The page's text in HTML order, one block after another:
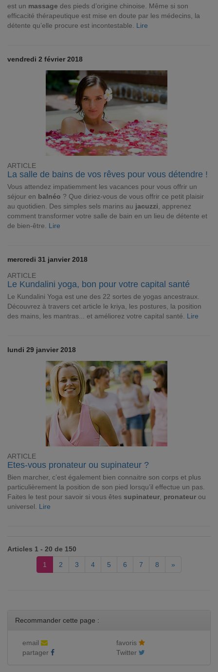
est un massage des pieds d’origine chinoise. Même si son
efficacité thérapeutique est mise en doute par les médecins, la
détente qu’elle procure est incontestable. Lire
vendredi 2 février 2018
ARTICLE
La salle de bains de vos rêves pour vous détendre !
Vous attendez impatiemment les vacances pour vous offrir un
séjour en balnéo ? Que diriez-vous de vous offrir ce petit plaisir
au quotidien. Des simples sels marins au jacuzzi , apprenez
comment transformer votre salle de bain en un lieu de détente et
de bien-être. Lire
mercredi 31 janvier 2018
ARTICLE
Le Kundalini yoga, bon pour votre capital santé
Le Kundalini Yoga est une des 22 sortes de yogas ancestraux.
Découvrez à travers cet article le kriya, les postures, la position
des mains, les mantras... et améliorez votre capital santé. Lire
lundi 29 janvier 2018
ARTICLE
Etes-vous pronateur ou supinateur ?
Bien marcher, c’est également bien connaitre son corps et plus
particulièrement la position de son pied lorsqu’il effectue un pas.
Faites le test pour savoir si vous êtes supinateur pronateur ou
universel. Lire
Articles 1 - 20 de 150
1
2 3 4 5 6 7 8 »
Recommander cette page :
email
favoris
partager
Twitter